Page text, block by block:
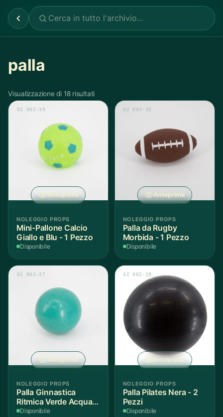
palla
Visualizzazione di 18 risultati
Anteprima
GI 002-39
NOLEGGIO PROPS
Mini-Pallone Calcio
Giallo e Blu - 1 Pezzo
Disponibile
Anteprima
GI 003-35
NOLEGGIO PROPS
Palla da Rugby
Morbida - 1 Pezzo
Disponibile
Anteprima
GI 002-37
NOLEGGIO PROPS
Palla Ginnastica
Ritmica Verde Acqua -
1 Pezzo
Disponibile
Anteprima
GI 002-29
NOLEGGIO PROPS
Palla Pilates Nera - 2
Pezzi
Disponibile